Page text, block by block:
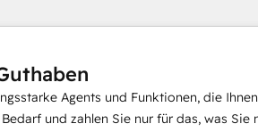
Agents und Funktionen, die
und zahlen Sie nur für das, was Sie